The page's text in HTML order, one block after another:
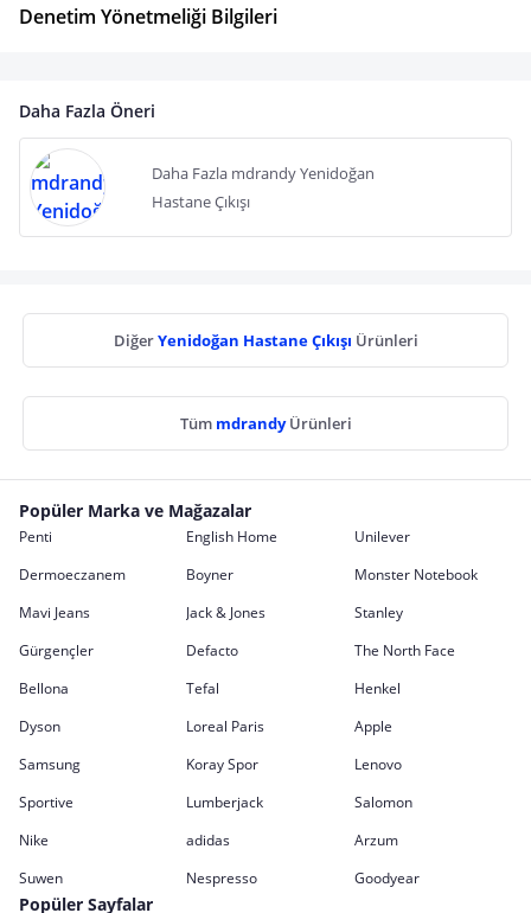
Denetim Yönetmeliği Bilgileri
Daha Fazla Öneri
Daha Fazla mdrandy Yenidoğan
Hastane Çıkışı
DiğerYenidoğan Hastane Çıkışı Ürünleri
Tüm mdrandyÜrünleri
Popüler Marka ve Mağazalar
Penti English Home
Unilever
Dermoeczanem
Boyner
Monster Notebook
Mavi Jeans
Jack & Jones
Stanley
Gürgençler
Defacto
The North Face
Bellona
Tefal
Henkel
Dyson
Loreal Paris
Apple
Samsung
Koray Spor
Lenovo
Sportive
Lumberjack
Salomon
Nike
adidas
Arzum
Suwen
Nespresso Goodyear
Popüler Sayfalar